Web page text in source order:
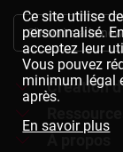
Ce site utilise
personnalisé.
acceptez leur
Vous pouvez
minimum légal
après.
En savoir plus
S'inscrire à la
Création
Formations à la
À propos